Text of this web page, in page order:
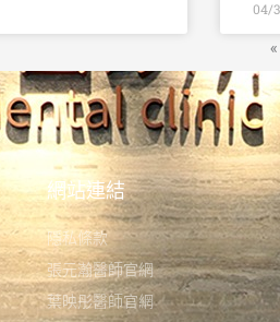
04/
網站連結
隱私條款
張元瀚醫師官網
葉映彤醫師官網